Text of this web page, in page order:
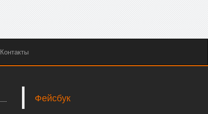
Контакты
Фейсбук